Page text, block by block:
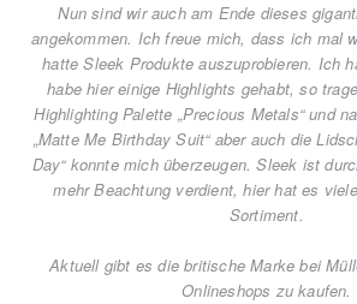
Nun sind wir auch am Ende dieses
angekommen. Ich freue mich, dass ich mal
hatte Sleek Produkte auszuprobieren. Ich
habe hier einige Highlights gehabt, so
Highlighting Palette „Precious Metals“ und
„Matte Me Birthday Suit“ aber auch die
Day“ konnte mich überzeugen. Sleek ist
mehr Beachtung verdient, hier hat es
Sortiment.
Aktuell gibt es die britische Marke bei
Onlineshops zu kaufen.